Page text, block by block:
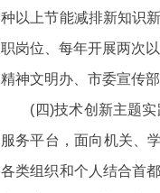
种以上节能减排新知识
职岗位、每年开展两次
精神文明办、市委宣传
(四)技术创新主题实
服务平台，面向机关、
各类组织和个人结合首